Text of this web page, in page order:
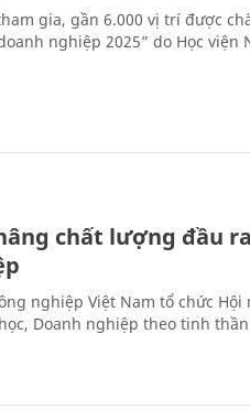
gia, gần 6.000 vị trí được
nghiệp 2025” do Học viện
chất lượng đầu
nghiệp Việt Nam tổ chức Hội
Doanh nghiệp theo tinh